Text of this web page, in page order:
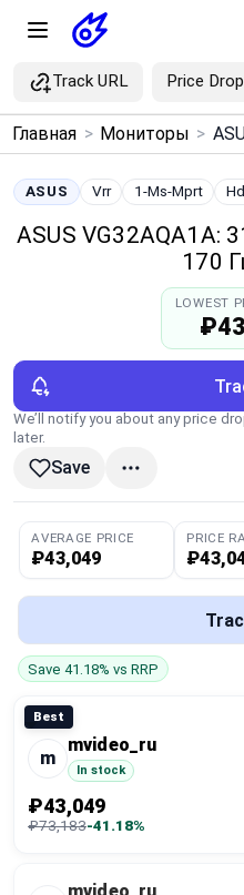
Track URL Price
Menu ×
Categories
Plans & Pricing
Log in
Главная > Мониторы >
ASUS Vrr 1-Ms-Mprt
ASUS VG32AQA1A:
170
LOWEST
We’ll notify you about any price
later.
Save
AVERAGE PRICE
₽43,049
PRICE
Save 41.18% vs RRP
Best
m
mvideo_ru
In stock
₽43,049
₽73,183-41.18%